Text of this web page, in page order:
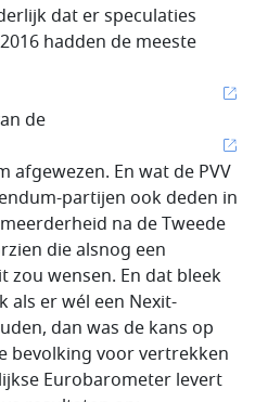
dat er speculaties
hadden de meeste
de
En wat de PVV
partijen ook deden in
na de Tweede
die alsnog een
zou wensen. En dat bleek
als er wél een Nexit-
dan was de kans op
bevolking voor vertrekken
Eurobarometer levert